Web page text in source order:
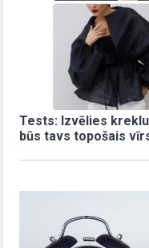
Tests: Izvēlies
būs tavs topošais